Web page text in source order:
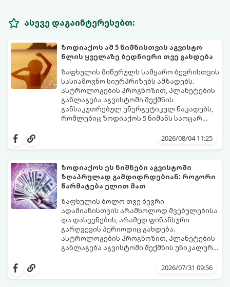
ასევე დაგაინტერესებთ:
ზოდიაქოს ამ 5 ნიშნისთვის აგვისტო
წლის ყველაზე ბედნიერი თვე გახდება
ზაფხულის მიწურულს სამყარო ბევრისთვის
სასიამოვნო სიურპრიზებს ამზადებს.
ასტროლოგების პროგნოზით, პლანეტების
განლაგება აგვისტოში შექმნის
განსაკუთრებულ ენერგეტიკულ ნაკადებს,
რომლებიც ზოდიაქოს 5 ნიშანს საოცარ
ყველაზე ბედნიერი თვე აღმოჩნდება.
2026/08/04 11:25
ზოდიაქოს ეს ნიშნები აგვისტოში
ზღაპრულად გამდიდრდებიან: როგორი
წარმატება ელით მათ
ზაფხულის ბოლო თვე ბევრი
ადამიანისთვის არამხოლოდ შვებულებისა
და დასვენების, არამედ ფინანსური
გარღვევის პერიოდიც გახდება.
ასტროლოგების პროგნოზით, პლანეტების
განლაგება აგვისტოში შექმნის უნიკალურ
ზოდიაქოს 4 ნიშანს ფინანსური წარმატების
შორის, ვისაც აგვისტოში ფინანსური
2026/07/31 09:56